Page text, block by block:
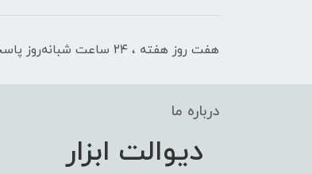
هفت روز هفته ، ۲۴ ساعت شبانه‌روز پاسخگوی شما هستیم
درباره ما
دیوالت ابزار